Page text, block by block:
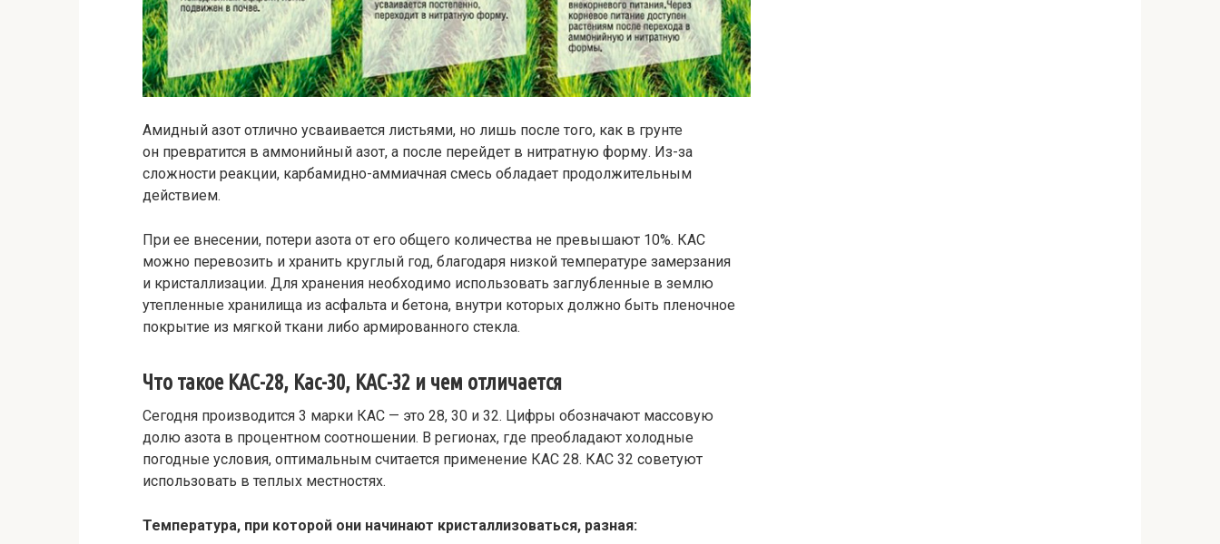
Амидный азот отлично усваивается листьями, но лишь после того, как в грунте
он превратится в аммонийный азот, а после перейдет в нитратную форму. Из-за
сложности реакции, карбамидно-аммиачная смесь обладает продолжительным
действием.
При ее внесении, потери азота от его общего количества не превышают 10%. КАС
можно перевозить и хранить круглый год, благодаря низкой температуре замерзания
и кристаллизации. Для хранения необходимо использовать заглубленные в землю
утепленные хранилища из асфальта и бетона, внутри которых должно быть пленочное
покрытие из мягкой ткани либо армированного стекла.
Что такое КАС-28, Кас-30, КАС-32 и чем отличается
Сегодня производится 3 марки КАС — это 28, 30 и 32. Цифры обозначают массовую
долю азота в процентном соотношении. В регионах, где преобладают холодные
погодные условия, оптимальным считается применение КАС 28. КАС 32 советуют
использовать в теплых местностях.
Температура, при которой они начинают кристаллизоваться, разная: